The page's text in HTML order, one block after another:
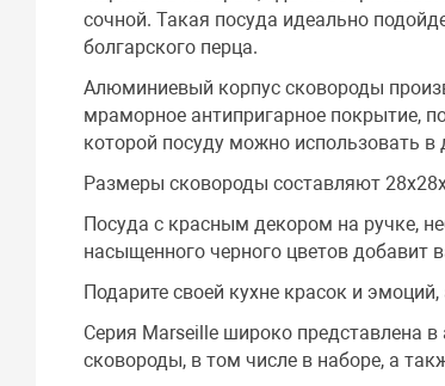
сочной. Такая посуда идеально
болгарского перца.
Алюминиевый корпус сковороды
мраморное антипригарное покрытие,
которой посуду можно использовать
Размеры сковороды составляют
Посуда с красным декором на ручке,
насыщенного черного цветов добавит
Подарите своей кухне красок и
Серия Marseille широко представлена
сковороды, в том числе в наборе, а